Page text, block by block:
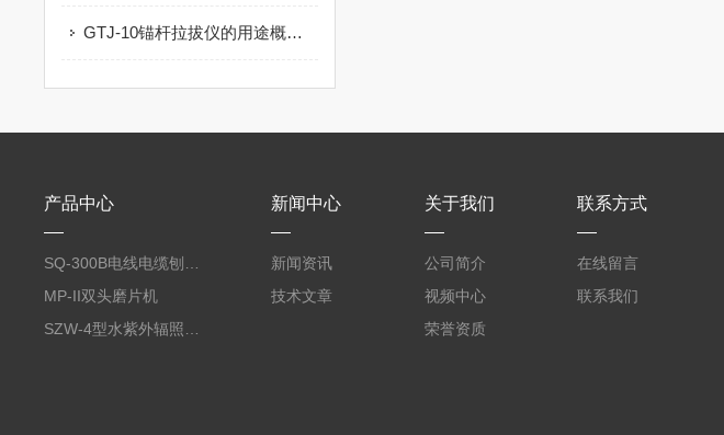
GTJ-10锚杆拉拔仪的用途概述及技术参数
产品中心
MP-II双头磨片机
新闻中心
新闻资讯
技术文章
关于我们
公司简介
视频中心
荣誉资质
联系方式
在线留言
联系我们